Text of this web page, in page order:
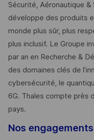
Sécurité, Aéronautique &
développe des produits
monde plus sûr, plus
plus inclusif. Le Groupe
par an en Recherche &
des domaines clés de
cybersécurité, le
6G. Thales compte près
pays. ​
Nos